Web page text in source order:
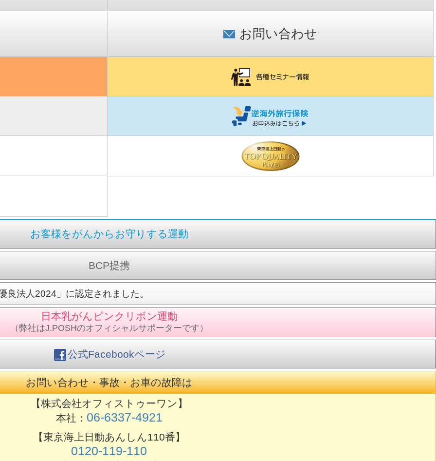
お問い合わせ
お客様をがんからお守りする運動
BCP提携
法人2024」に認定されました。
日本乳がんピンクリボン運動
（弊社はJ.POSHのオフィシャルサポーターです）
公式Facebookページ
お問い合わせ・事故・お車の故障は
【株式会社オフィストゥーワン】
本社： 06-6337-4921
【東京海上日動あんしん110番】
0120-119-110